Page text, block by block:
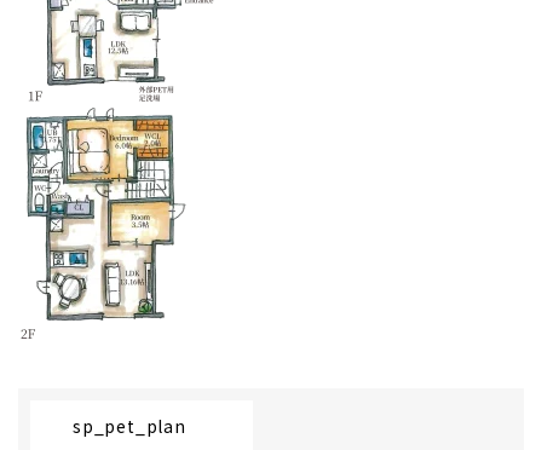
sp_pet_plan